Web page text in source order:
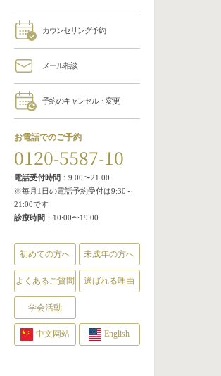
カウンセリング予約
メール相談
予約のキャンセル・変更
お電話でのご予約
0120-5587-10
電話受付時間 ：9:00〜21:00
※毎月1日の電話予約受付は9:30～
21:00です
診療時間 ：10:00〜19:00
初めての方へ 未成年の方へ
よくあるご質問 選ばれる理由
学会活動
中文网站 English